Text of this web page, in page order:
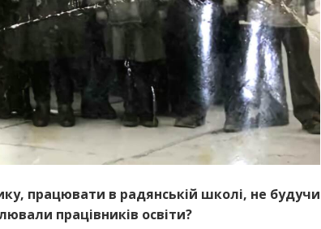
працювати в радянській школі, не будучи
працівників освіти?